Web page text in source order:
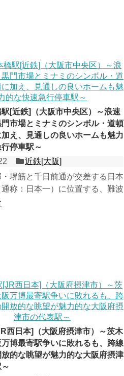
[近鉄]（大阪市中央区）～浪速
市場とミナミのシンボル・道頓
え、見通しの良いホームも魅力
停車駅～
近鉄[大阪]
堺筋と千日前通が交差する日本
称：日本一）に位置する、難波
の相対式２面２線の地下駅で、
西日本]（大阪府摂津市）～茨木
博最寄駅争いに敗れるも、跨線
的な眺望が魅力的な大阪府摂津